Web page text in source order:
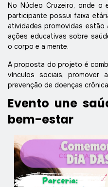
No Núcleo Cruzeiro, onde o
participante possui faixa
atividades promovidas estão
ações educativas sobre
o corpo e a mente.
A proposta do projeto é
vínculos sociais, promover
prevenção de doenças
Evento une
bem-estar